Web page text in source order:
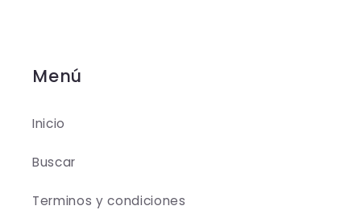
Menú
Inicio
Buscar
Terminos y condiciones